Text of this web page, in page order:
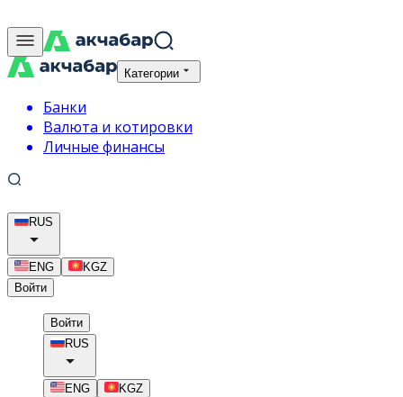
Категории
Банки
Валюта и котировки
Личные финансы
RUS
ENG
KGZ
Войти
Войти
RUS
ENG KGZ